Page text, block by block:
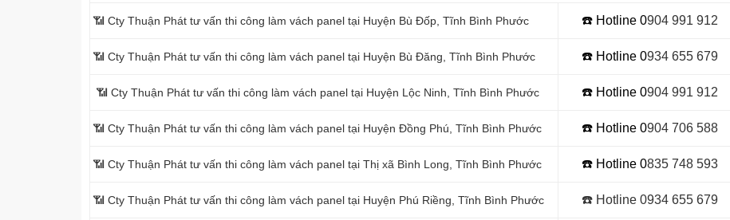
📶 Cty Thuận Phát tư vấn thi công làm vách panel tại Huyện Bù Đốp, Tĩnh Bình Phước ☎️ Hotline 0904 991 912
📶 Cty Thuận Phát tư vấn thi công làm vách panel tại Huyện Bù Đăng, Tĩnh Bình Phước ☎️ Hotline 0934 655 679
📶 Cty Thuận Phát tư vấn thi công làm vách panel tại Huyện Lộc Ninh, Tĩnh Bình Phước ☎️ Hotline 0904 991 912
📶 Cty Thuận Phát tư vấn thi công làm vách panel tại Huyện Đồng Phú, Tĩnh Bình Phước ☎️ Hotline 0904 706 588
📶 Cty Thuận Phát tư vấn thi công làm vách panel tại Thị xã Bình Long, Tĩnh Bình Phước ☎️ Hotline 0835 748 593
📶 Cty Thuận Phát tư vấn thi công làm vách panel tại Huyện Phú Riềng, Tĩnh Bình Phước ☎️ Hotline 0934 655 679